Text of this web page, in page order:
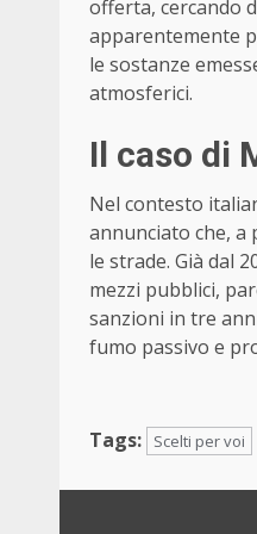
offerta, cercando
apparentemente
le sostanze
atmosferici.
Il caso di
Nel contesto
annunciato che, a
le strade. Già dal
mezzi pubblici,
sanzioni in tre
fumo passivo e
Tags: Scelti per voi